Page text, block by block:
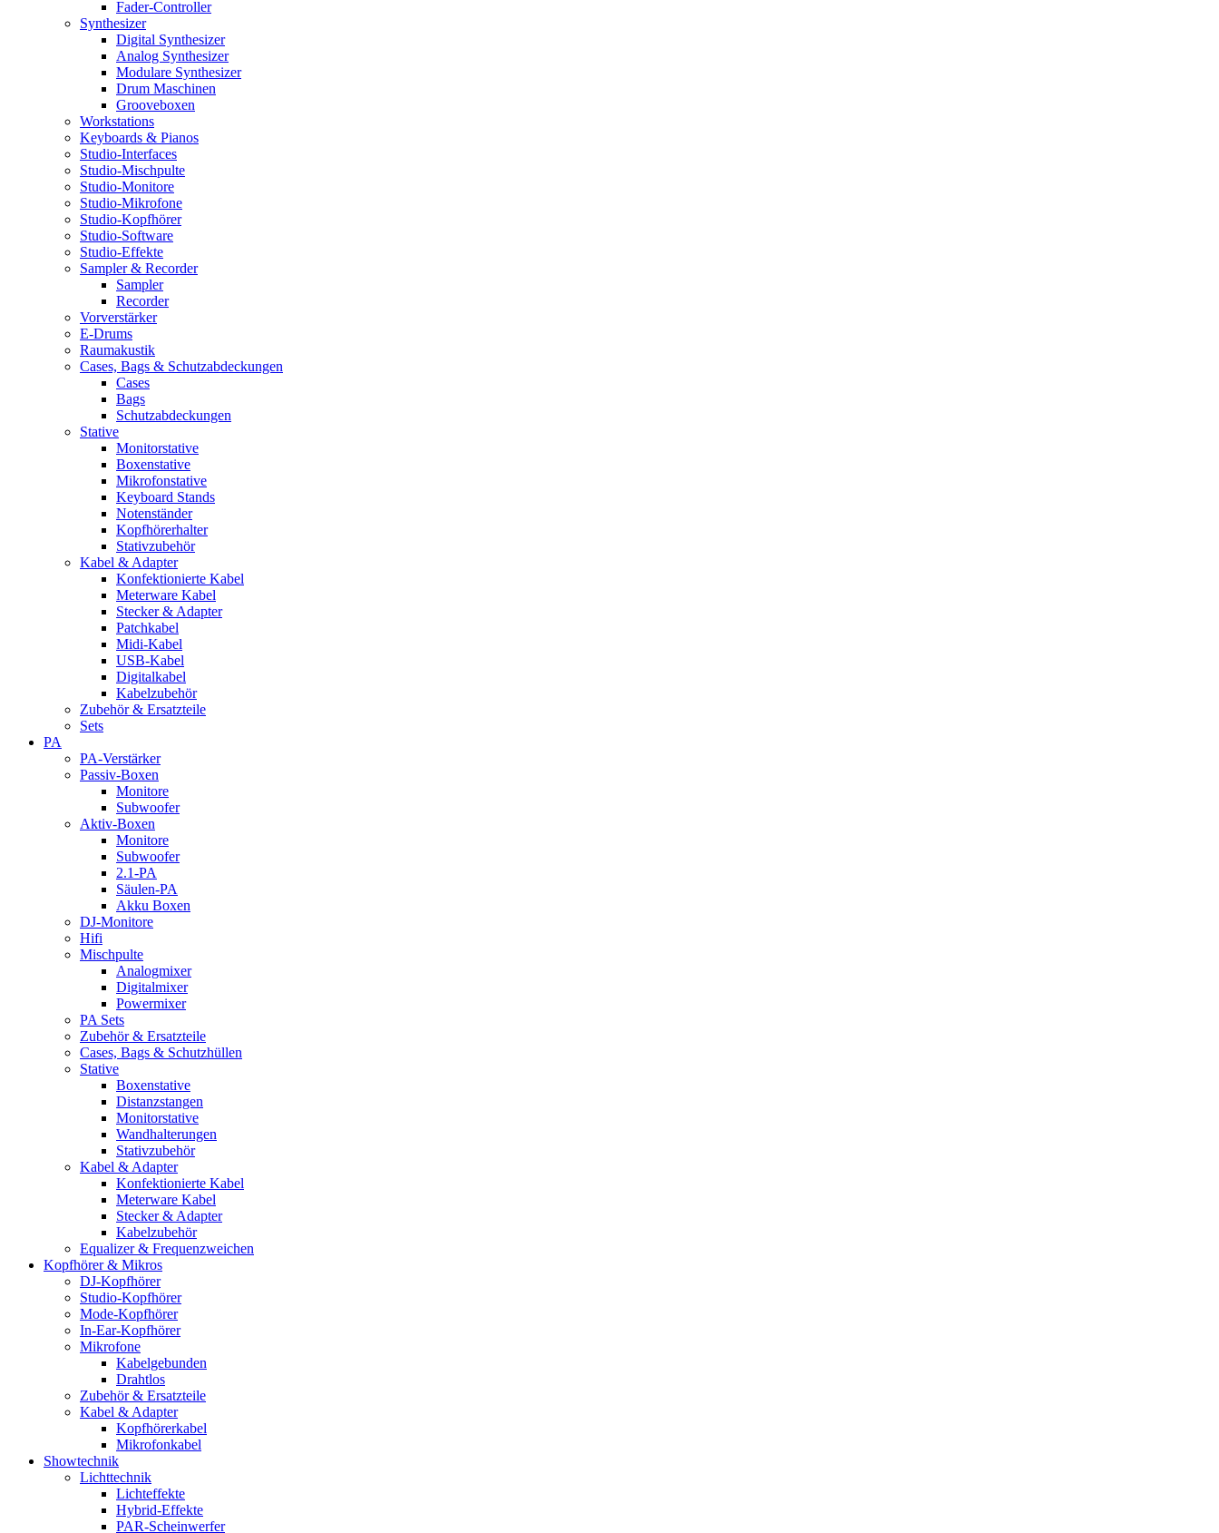
Fader-Controller
Synthesizer
Digital Synthesizer
Analog Synthesizer
Modulare Synthesizer
Drum Maschinen
Grooveboxen
Workstations
Keyboards & Pianos
Studio-Interfaces
Studio-Mischpulte
Studio-Monitore
Studio-Mikrofone
Studio-Kopfhörer
Studio-Software
Studio-Effekte
Sampler & Recorder
Sampler
Recorder
Vorverstärker
E-Drums
Raumakustik
Cases, Bags & Schutzabdeckungen
Cases
Bags
Schutzabdeckungen
Stative
Monitorstative
Boxenstative
Mikrofonstative
Keyboard Stands
Notenständer
Kopfhörerhalter
Stativzubehör
Kabel & Adapter
Konfektionierte Kabel
Meterware Kabel
Stecker & Adapter
Patchkabel
Midi-Kabel
USB-Kabel
Digitalkabel
Kabelzubehör
Zubehör & Ersatzteile
Sets
PA
PA-Verstärker
Passiv-Boxen
Monitore
Subwoofer
Aktiv-Boxen
Monitore
Subwoofer
2.1-PA
Säulen-PA
Akku Boxen
DJ-Monitore
Hifi
Mischpulte
Analogmixer
Digitalmixer
Powermixer
PA Sets
Zubehör & Ersatzteile
Cases, Bags & Schutzhüllen
Stative
Boxenstative
Distanzstangen
Monitorstative
Wandhalterungen
Stativzubehör
Kabel & Adapter
Konfektionierte Kabel
Meterware Kabel
Stecker & Adapter
Kabelzubehör
Equalizer & Frequenzweichen
Kopfhörer & Mikros
DJ-Kopfhörer
Studio-Kopfhörer
Mode-Kopfhörer
In-Ear-Kopfhörer
Mikrofone
Kabelgebunden
Drahtlos
Zubehör & Ersatzteile
Kabel & Adapter
Kopfhörerkabel
Mikrofonkabel
Showtechnik
Lichttechnik
Lichteffekte
Hybrid-Effekte
PAR-Scheinwerfer